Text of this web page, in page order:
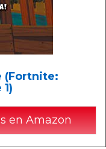
(Fortnite:
en Amazon